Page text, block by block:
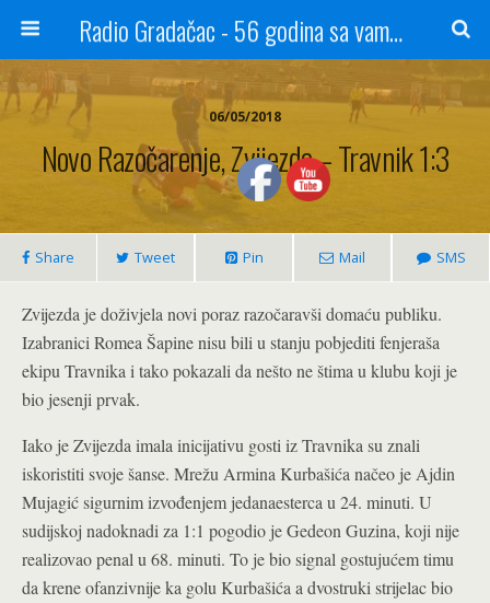
Radio Gradačac - 56 godina sa vama...
06/05/2018
Novo Razočarenje, Zvijezda – Travnik 1:3
Share Tweet Pin Mail SMS
Zvijezda je doživjela novi poraz razočaravši domaću publiku.
Izabranici Romea Šapine nisu bili u stanju pobjediti fenjeraša
ekipu Travnika i tako pokazali da nešto ne štima u klubu koji je
bio jesenji prvak.
Iako je Zvijezda imala inicijativu gosti iz Travnika su znali
iskoristiti svoje šanse. Mrežu Armina Kurbašića načeo je Ajdin
Mujagić sigurnim izvođenjem jedanaesterca u 24. minuti. U
sudijskoj nadoknadi za 1:1 pogodio je Gedeon Guzina, koji nije
realizovao penal u 68. minuti. To je bio signal gostujućem timu
da krene ofanzivnije ka golu Kurbašića a dvostruki strijelac bio